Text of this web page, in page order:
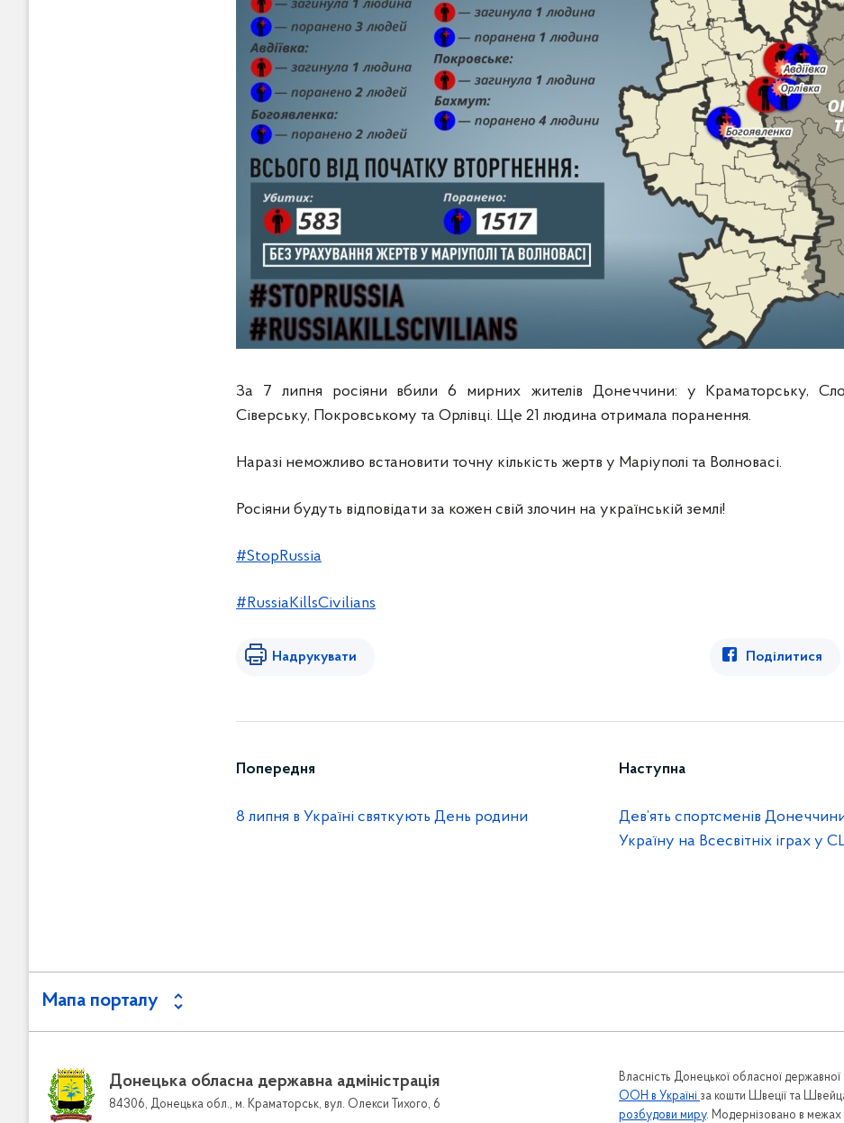
За 7 липня росіяни вбили 6 мирних жителів Донеччини: у Краматорську,
Сіверську, Покровському та Орлівці. Ще 21 людина отримала поранення.
Наразі неможливо встановити точну кількість жертв у Маріуполі та Волновасі.
Росіяни будуть відповідати за кожен свій злочин на українській землі!
#StopRussia
#RussiaKillsCivilians
Надрукувати Поділитися
Попередня
8 липня в Україні святкують День родини
Наступна
Дев’ять спортсменів
Україну на Всесвітніх іграх у
Мапа порталу
Донецька обласна державна адміністрація
84306, Донецька обл., м. Краматорськ, вул. Олекси Тихого, 6
Власність Донецької обласної державної
ООН в Україні за кошти Швеції та
розбудови миру. Модернізовано в